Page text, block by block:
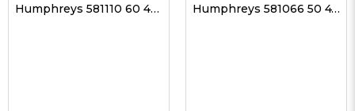
Humphreys 581110 60 48-16 Unisex Optik Gözlükler Humphreys 581066 50 47-17 Unisex Optik Gözlükler